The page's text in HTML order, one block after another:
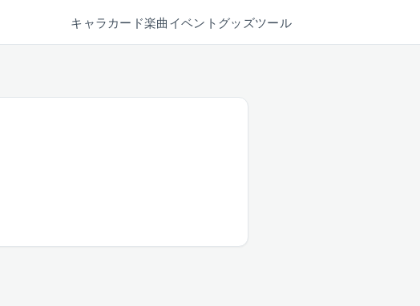
キャラ カード楽曲 イベント グッズツール